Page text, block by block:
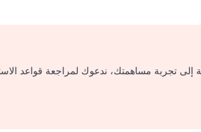
إلى تجربة مساهمتك، ندعوك لمراجعة قواعد